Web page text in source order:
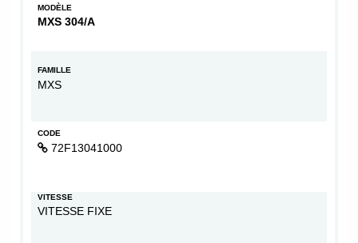
MODÈLE
MXS 304/A
FAMILLE
MXS
CODE
72F13041000
VITESSE
VITESSE FIXE